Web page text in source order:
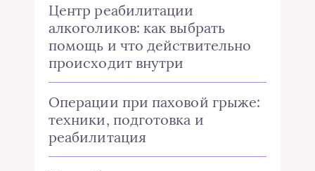
Центр реабилитации
алкоголиков: как выбрать
помощь и что действительно
происходит внутри
Операции при паховой грыже:
техники, подготовка и
реабилитация